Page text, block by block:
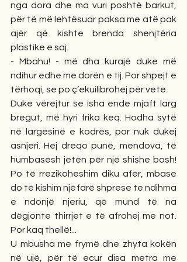
nga dora dhe ma vuri poshtë barkut,
për të më lehtësuar paksa me atë pak
ajër që kishte brenda shenjtëria
plastike e saj.
- Mbahu! - më dha kurajë duke më
ndihur edhe me dorën e tij. Por shpejt e
tërhoqi, se po ç’ekuilibrohej për vete.
Duke vërejtur se isha ende mjaft larg
bregut, më hyri frika keq. Hodha sytë
në largësinë e kodrës, por nuk dukej
asnjeri. Hej dreqo punë, mendova, të
humbasësh jetën për një shishe bosh!
Po të rrezikoheshim diku afër, mbase
do të kishim njëfarë shprese te ndihma
e ndonjë njeriu, që mund të na
dëgjonte thirrjet e të afrohej me not.
Por kaq thellë!...
U mbusha me frymë dhe zhyta kokën
në ujë, për të ecur disa metra me